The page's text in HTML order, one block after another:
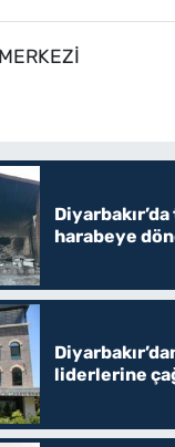
harabeye
liderlerine